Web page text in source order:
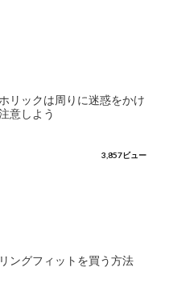
リックは周りに迷惑をかけ
意しよう
3,857ビュー
ングフィットを買う方法